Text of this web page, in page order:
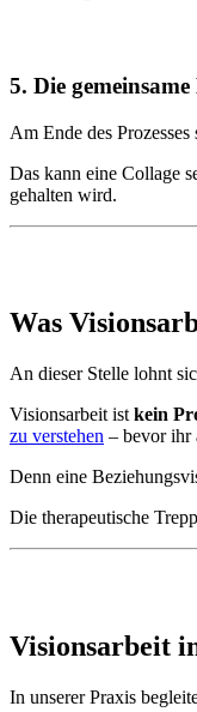
5. Die
Am Ende des
Das kann eine Collage
gehalten wird.
Was
An dieser Stelle lohnt
Visionsarbeit ist kein
zu verstehen – bevor ihr
Denn eine
Die therapeutische
Visionsarbeit
In unserer Praxis